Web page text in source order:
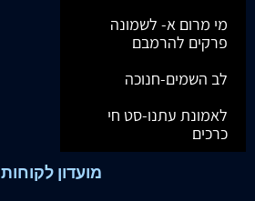
מי מרום א- לשמונה
פרקים להרמבם
לב השמים-חנוכה
לאמונת עתנו-סט חי
כרכים
מועדון לקוחות